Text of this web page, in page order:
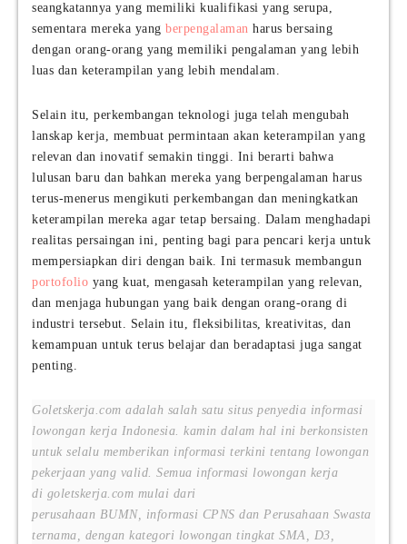
seangkatannya yang memiliki kualifikasi yang serupa,
sementara mereka yang berpengalaman harus bersaing
dengan orang-orang yang memiliki pengalaman yang lebih
luas dan keterampilan yang lebih mendalam.
Selain itu, perkembangan teknologi juga telah mengubah
lanskap kerja, membuat permintaan akan keterampilan yang
relevan dan inovatif semakin tinggi. Ini berarti bahwa
lulusan baru dan bahkan mereka yang berpengalaman harus
terus-menerus mengikuti perkembangan dan meningkatkan
keterampilan mereka agar tetap bersaing. Dalam menghadapi
realitas persaingan ini, penting bagi para pencari kerja untuk
mempersiapkan diri dengan baik. Ini termasuk membangun
portofolio yang kuat, mengasah keterampilan yang relevan,
dan menjaga hubungan yang baik dengan orang-orang di
industri tersebut. Selain itu, fleksibilitas, kreativitas, dan
kemampuan untuk terus belajar dan beradaptasi juga sangat
penting.
Goletskerja.com adalah salah satu situs penyedia informasi
lowongan kerja Indonesia. kamin dalam hal ini berkonsisten
untuk selalu memberikan informasi terkini tentang lowongan
pekerjaan yang valid. Semua informasi lowongan kerja
di goletskerja.com mulai dari
perusahaan BUMN, informasi CPNS dan Perusahaan Swasta
ternama, dengan kategori lowongan tingkat SMA, D3,